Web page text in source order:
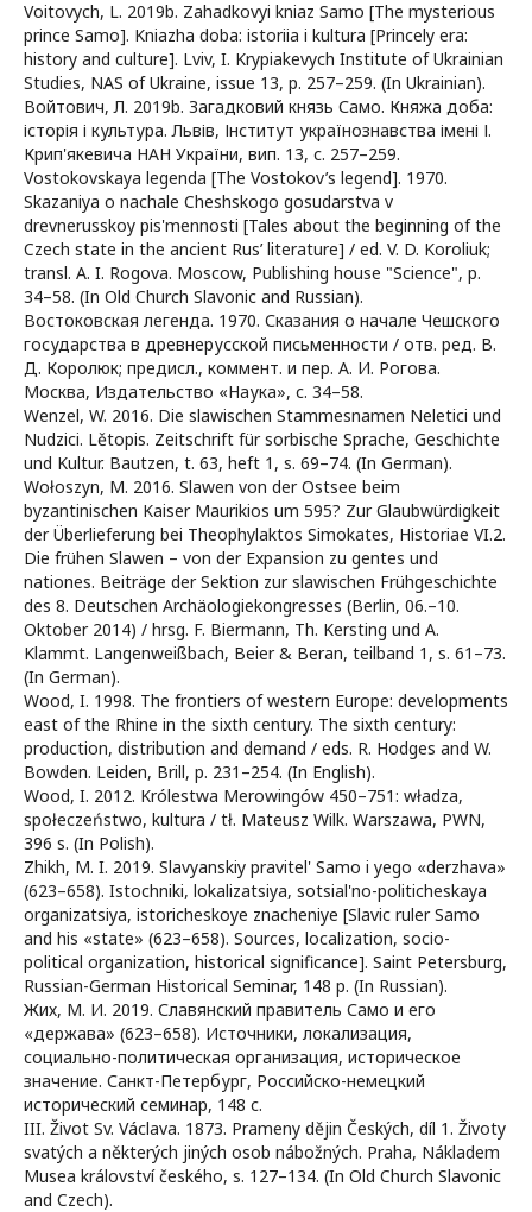
Voitovych, L. 2019b. Zahadkovyi kniaz Samo [The mysterious
prince Samo]. Kniazha doba: istoriia i kultura [Princely era:
history and culture]. Lviv, I. Krypiakevych Institute of Ukrainian
Studies, NAS of Ukraine, issue 13, p. 257–259. (In Ukrainian).
Войтович, Л. 2019b. Загадковий князь Само. Княжа доба:
історія і культура. Львів, Інститут українознавства імені І.
Крип'якевича НАН України, вип. 13, с. 257–259.
Vostokovskaya legenda [The Vostokov’s legend]. 1970.
Skazaniya o nachale Cheshskogo gosudarstva v
drevnerusskoy pis'mennosti [Tales about the beginning of the
Czech state in the ancient Rus’ literature] / ed. V. D. Koroliuk;
transl. A. I. Rogova. Moscow, Publishing house "Science", p.
34–58. (In Old Church Slavonic and Russian).
Востоковская легенда. 1970. Сказания о начале Чешского
государства в древнерусской письменности / отв. ред. В.
Д. Королюк; предисл., коммент. и пер. А. И. Рогова.
Москва, Издательство «Наука», с. 34–58.
Wenzel, W. 2016. Die slawischen Stammesnamen Neletici und
Nudzici. Lětopis. Zeitschrift für sorbische Sprache, Geschichte
und Kultur. Bautzen, t. 63, heft 1, s. 69–74. (In German).
Wołoszyn, M. 2016. Slawen von der Ostsee beim
byzantinischen Kaiser Maurikios um 595? Zur Glaubwürdigkeit
der Überlieferung bei Theophylaktos Simokates, Historiae VI.2.
Die frühen Slawen – von der Expansion zu gentes und
nationes. Beiträge der Sektion zur slawischen Frühgeschichte
des 8. Deutschen Archäologiekongresses (Berlin, 06.–10.
Oktober 2014) / hrsg. F. Biermann, Th. Kersting und A.
Klammt. Langenweißbach, Beier & Beran, teilband 1, s. 61–73.
(In German).
Wood, I. 1998. The frontiers of western Europe: developments
east of the Rhine in the sixth century. The sixth century:
production, distribution and demand / eds. R. Hodges and W.
Bowden. Leiden, Brill, p. 231–254. (In English).
Wood, I. 2012. Królestwa Merowingów 450–751: władza,
społeczeństwo, kultura / tł. Mateusz Wilk. Warszawa, PWN,
396 s. (In Polish).
Zhikh, M. I. 2019. Slavyanskiy pravitel' Samo i yego «derzhava»
(623–658). Istochniki, lokalizatsiya, sotsial'no-politicheskaya
organizatsiya, istoricheskoye znacheniye [Slavic ruler Samo
and his «state» (623–658). Sources, localization, socio-
political organization, historical significance]. Saint Petersburg,
Russian-German Historical Seminar, 148 p. (In Russian).
Жих, М. И. 2019. Славянский правитель Само и его
«держава» (623–658). Источники, локализация,
социально-политическая организация, историческое
значение. Санкт-Петербург, Российско-немецкий
исторический семинар, 148 с.
III. Život Sv. Václava. 1873. Prameny dějin Českých, díl 1. Životy
svatých a některých jiných osob nábožných. Praha, Nákladem
Musea království českého, s. 127–134. (In Old Church Slavonic
and Czech).